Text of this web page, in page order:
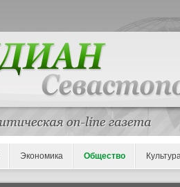
Экономика Общество